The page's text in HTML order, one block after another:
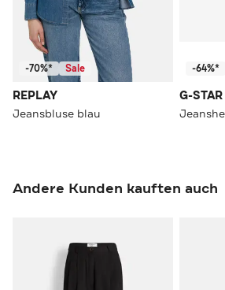
-70%* Sale
REPLAY
Jeansbluse blau
-64%*
G-STAR
Andere Kunden kauften auch